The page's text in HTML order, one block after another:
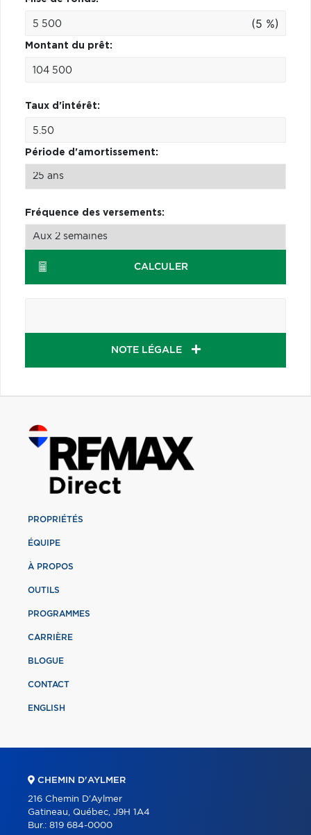
(5 %)
Montant du prêt:
Taux d'intérêt:
Période d'amortissement:
Fréquence des versements:
CALCULER
NOTE LÉGALE
PROPRIÉTÉS
ÉQUIPE
À PROPOS
OUTILS
PROGRAMMES
CARRIÈRE
BLOGUE
CONTACT
ENGLISH
CHEMIN D'AYLMER
216 Chemin D'Aylmer
Gatineau, Québec, J9H 1A4
Bur.: 819 684-0000